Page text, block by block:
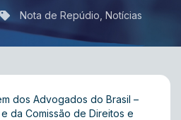
Nota de Repúdio Notícias
dos Advogados do Brasil –
da Comissão de Direitos e